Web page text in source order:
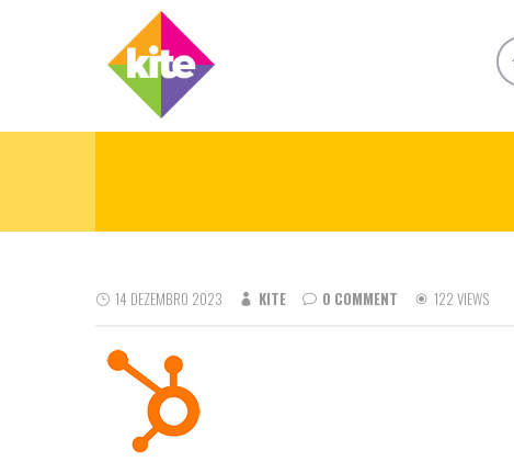
14 DEZEMBRO 2023 KITE 0 COMMENT 122 VIEWS